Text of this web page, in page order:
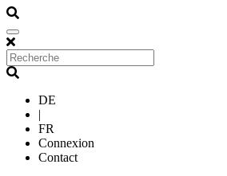
DE
|
FR
Connexion
Contact